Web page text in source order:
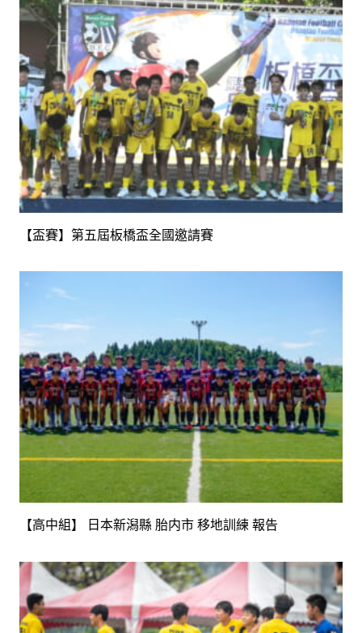
【盃賽】第五屆板橋盃全國邀請賽
【高中組】 日本新潟縣 胎内市 移地訓練 報告